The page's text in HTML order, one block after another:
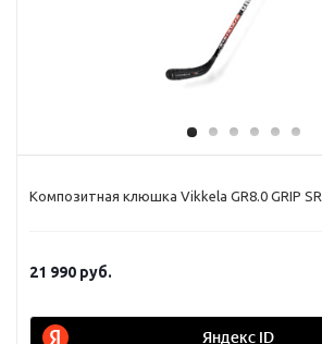
Композитная клюшка Vikkela GR8.0 GRIP SR
21 990 руб.